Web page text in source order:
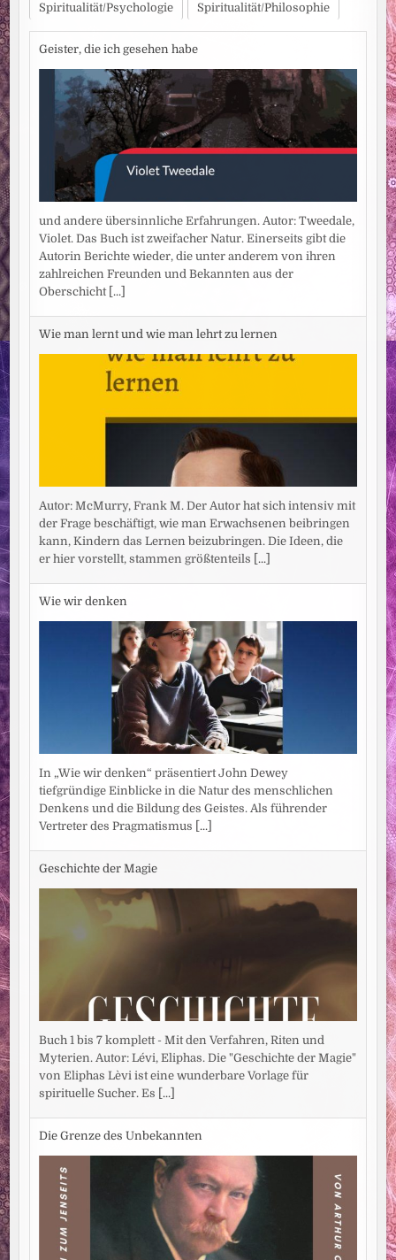
Spiritualität/Psychologie Spiritualität/Philosophie
Geister, die ich gesehen habe
und andere übersinnliche Erfahrungen. Autor: Tweedale,
Violet. Das Buch ist zweifacher Natur. Einerseits gibt die
Autorin Berichte wieder, die unter anderem von ihren
zahlreichen Freunden und Bekannten aus der
Oberschicht [...]
Wie man lernt und wie man lehrt zu lernen
Autor: McMurry, Frank M. Der Autor hat sich intensiv mit
der Frage beschäftigt, wie man Erwachsenen beibringen
kann, Kindern das Lernen beizubringen. Die Ideen, die
er hier vorstellt, stammen größtenteils [...]
Wie wir denken
In „Wie wir denken“ präsentiert John Dewey
tiefgründige Einblicke in die Natur des menschlichen
Denkens und die Bildung des Geistes. Als führender
Vertreter des Pragmatismus [...]
Geschichte der Magie
Buch 1 bis 7 komplett - Mit den Verfahren, Riten und
Myterien. Autor: Lévi, Eliphas. Die "Geschichte der Magie"
von Eliphas Lèvi ist eine wunderbare Vorlage für
spirituelle Sucher. Es [...]
Die Grenze des Unbekannten